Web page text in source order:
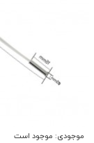
موجودی: موجود است